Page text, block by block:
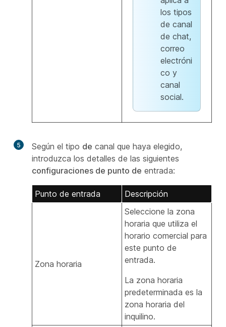
los tipos
de canal
de chat,
correo
electróni
co y
canal
social.
5 Según el tipo de canal que haya elegido,
introduzca los detalles de las siguientes
configuraciones de punto de entrada:
Punto de entrada Descripción
Zona horaria
Seleccione la zona
horaria que utiliza el
horario comercial para
este punto de
entrada.
La zona horaria
predeterminada es la
zona horaria del
inquilino.